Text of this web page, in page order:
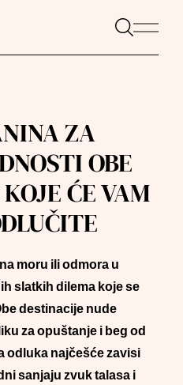
ZA
OBE
ĆE VAM
moru ili odmora u
slatkih dilema koje se
destinacije nude
za opuštanje i beg od
odluka najčešće zavisi
sanjaju zvuk talasa i